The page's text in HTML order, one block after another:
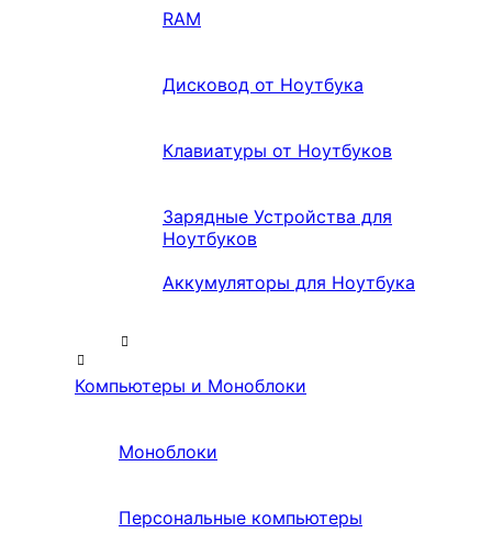
RAM
Дисковод от Ноутбука
Клавиатуры от Ноутбуков
Зарядные Устройства для
Ноутбуков
Аккумуляторы для Ноутбука
Компьютеры и Моноблоки
Моноблоки
Персональные компьютеры